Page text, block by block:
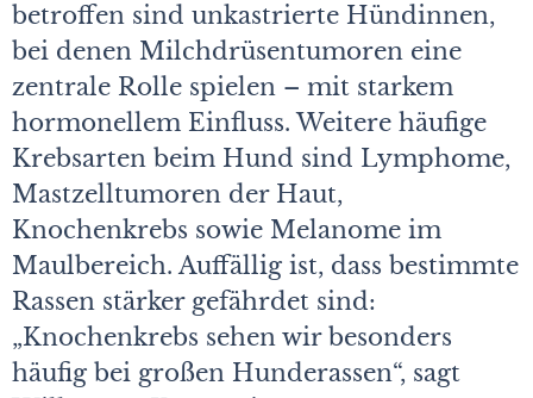
betroffen sind unkastrierte Hündinnen,
bei denen Milchdrüsentumoren eine
zentrale Rolle spielen – mit starkem
hormonellem Einfluss. Weitere häufige
Krebsarten beim Hund sind Lymphome,
Mastzelltumoren der Haut,
Knochenkrebs sowie Melanome im
Maulbereich. Auffällig ist, dass bestimmte
Rassen stärker gefährdet sind:
„Knochenkrebs sehen wir besonders
häufig bei großen Hunderassen“, sagt